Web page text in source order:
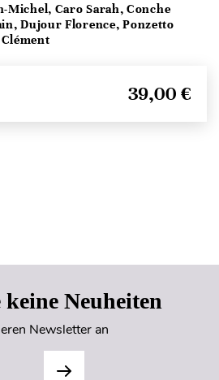
Michel, Caro Sarah, Conche
Dujour Florence, Ponzetto
39,00 €
keine Neuheiten
Newsletter an